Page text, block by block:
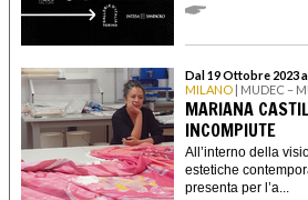
Dal 19 Ottobre 2023
MILANO | MUDEC –
MARIANA
INCOMPIUTE
All’interno della
estetiche
presenta per l’a...